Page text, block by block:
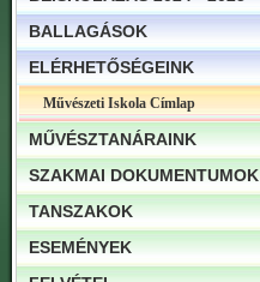
BALLAGÁSOK
ELÉRHETŐSÉGEINK
Művészeti Iskola Címlap
MŰVÉSZTANÁRAINK
SZAKMAI DOKUMENTUMOK
TANSZAKOK
ESEMÉNYEK